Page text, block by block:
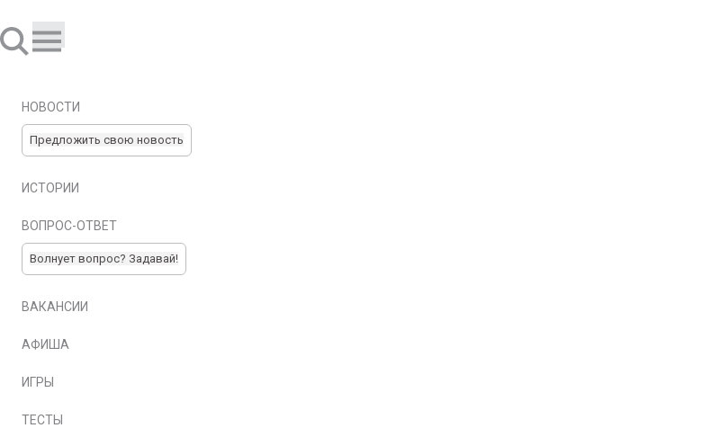
НОВОСТИ
Предложить свою новость
ИСТОРИИ
ВОПРОС-ОТВЕТ
Волнует вопрос? Задавай!
ВАКАНСИИ
АФИША
ИГРЫ
ТЕСТЫ